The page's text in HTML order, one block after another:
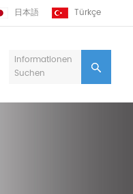
日本語 Türkçe
Informationen
Suchen